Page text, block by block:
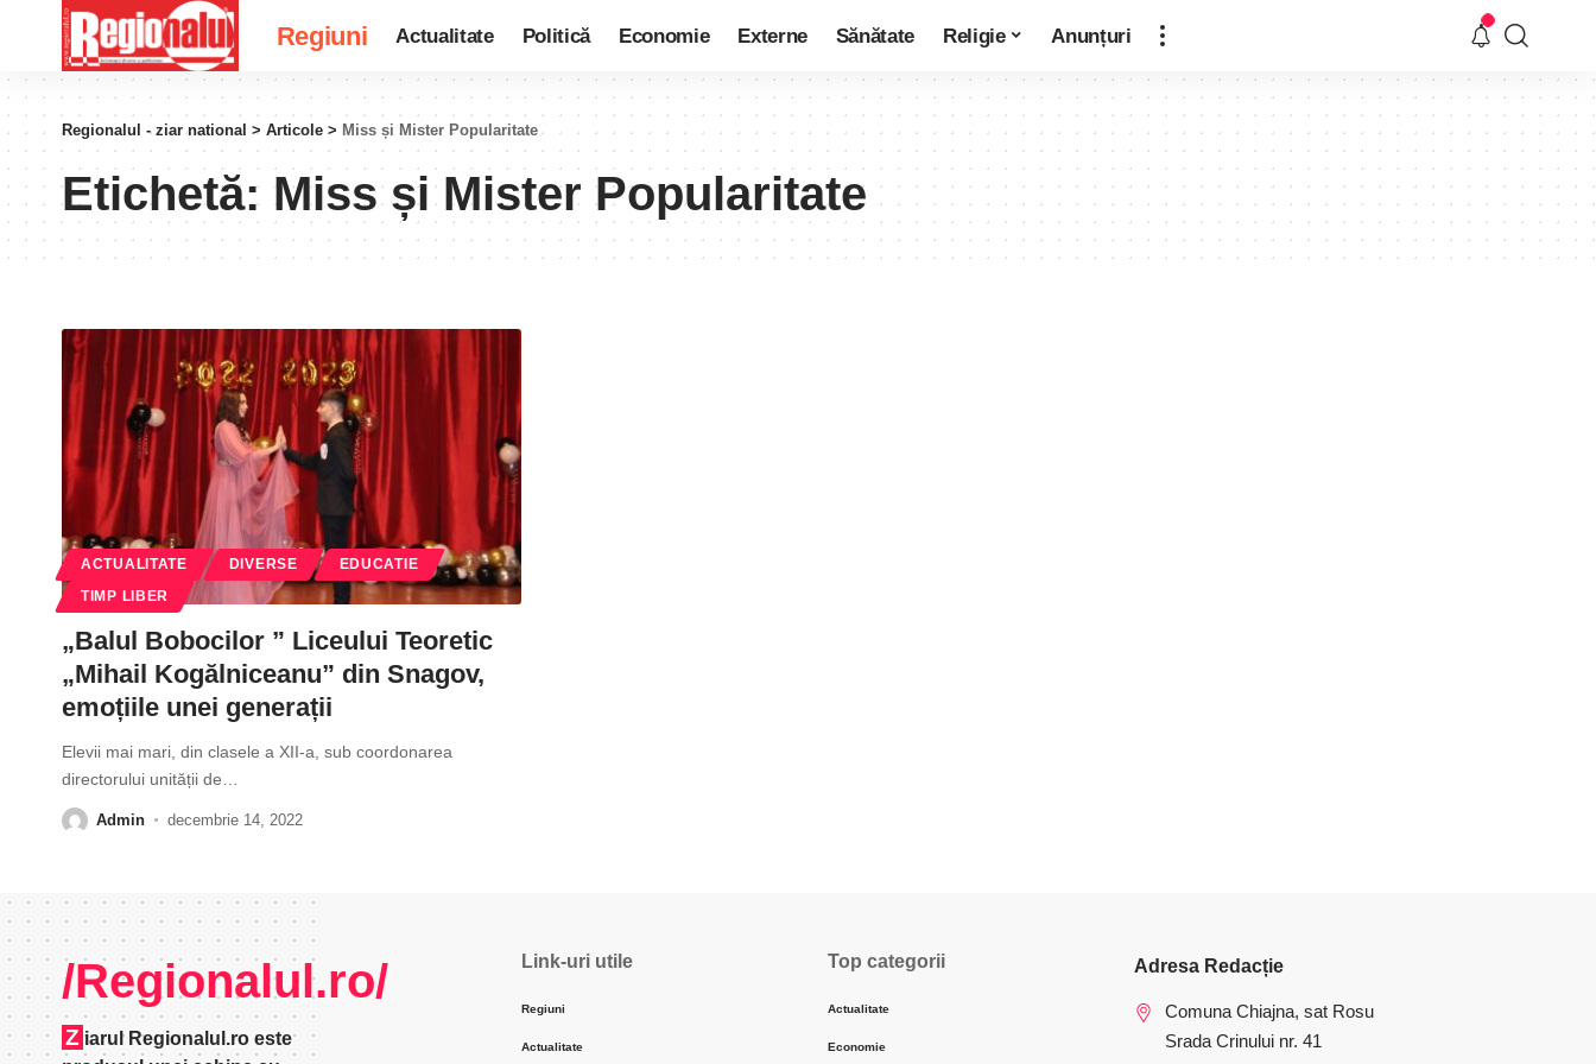
Regiuni Actualitate Politică Economie Externe Sănătate Religie Anunțuri
Regionalul - ziar national > Articole > Miss și Mister Popularitate
Etichetă: Miss și Mister Popularitate
ACTUALITATE DIVERSE EDUCATIE
TIMP LIBER
„Balul Bobocilor ” Liceului Teoretic
„Mihail Kogălniceanu” din Snagov,
emoțiile unei generații
Elevii mai mari, din clasele a XII-a, sub coordonarea
directorului unității de
Admin decembrie 14, 2022
/Regionalul.ro/
Z iarul Regionalul.ro este
Link-uri utile
Regiuni
Actualitate
Top categorii
Actualitate
Economie
Adresa Redacție
Comuna Chiajna, sat Rosu
Srada Crinului nr. 41